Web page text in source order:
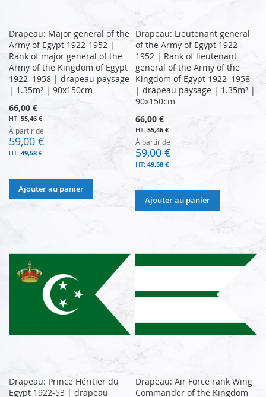
Drapeau: Major general of the
Army of Egypt 1922-1952 |
Rank of major general of the
Army of the Kingdom of Egypt
1922–1958 | drapeau paysage
| 1.35m² | 90x150cm
66,00 €
55,46 €
À partir de
59,00 €
49,58 €
Ajouter au panier
Drapeau: Lieutenant general
of the Army of Egypt 1922-
1952 | Rank of lieutenant
general of the Army of the
Kingdom of Egypt 1922–1958
| drapeau paysage | 1.35m² |
90x150cm
66,00 €
55,46 €
À partir de
59,00 €
49,58 €
Ajouter au panier
Drapeau: Prince Héritier du
Egypt 1922-53 | drapeau
Drapeau: Air Force rank Wing
Commander of the Kingdom